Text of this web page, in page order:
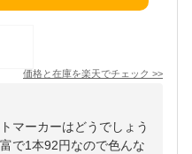
価格と在庫を楽天でチェック >>
マーカーはどうでしょう
で1本92円なので色んな